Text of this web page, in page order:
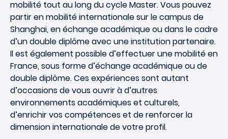
mobilité tout au long du cycle Master. Vous pouvez
partir en mobilité internationale sur le campus de
Shanghai, en échange académique ou dans le cadre
d’un double diplôme avec une institution partenaire.
Il est également possible d’effectuer une mobilité en
France, sous forme d’échange académique ou de
double diplôme. Ces expériences sont autant
d’occasions de vous ouvrir à d’autres
environnements académiques et culturels,
d’enrichir vos compétences et de renforcer la
dimension internationale de votre profil.